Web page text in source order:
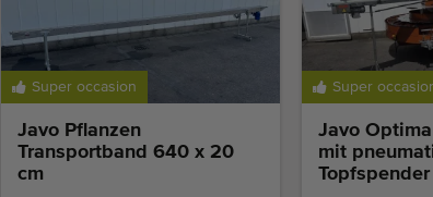
Super occasion
Javo Pflanzen
Transportband 640 x 20
cm
Super
Javo
mit